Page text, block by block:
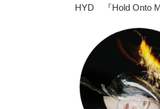
HYD 『Hold Onto